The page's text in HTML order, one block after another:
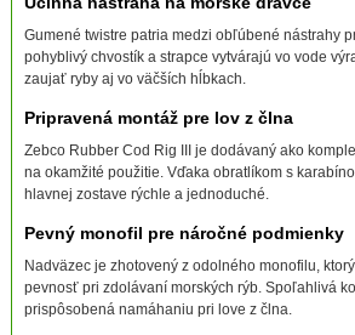
Gumené twistre patria medzi obľúbené nástrahy
pohyblivý chvostík a strapce vytvárajú vo vode
zaujať ryby aj vo väčších hĺbkach.
Pripravená montáž pre lov z člna
Zebco Rubber Cod Rig III je dodávaný ako
na okamžité použitie. Vďaka obratlíkom s
hlavnej zostave rýchle a jednoduché.
Pevný monofil pre náročné podmienky
Nadväzec je zhotovený z odolného monofilu,
pevnosť pri zdolávaní morských rýb. Spoľahlivá
prispôsobená namáhaniu pri love z člna.